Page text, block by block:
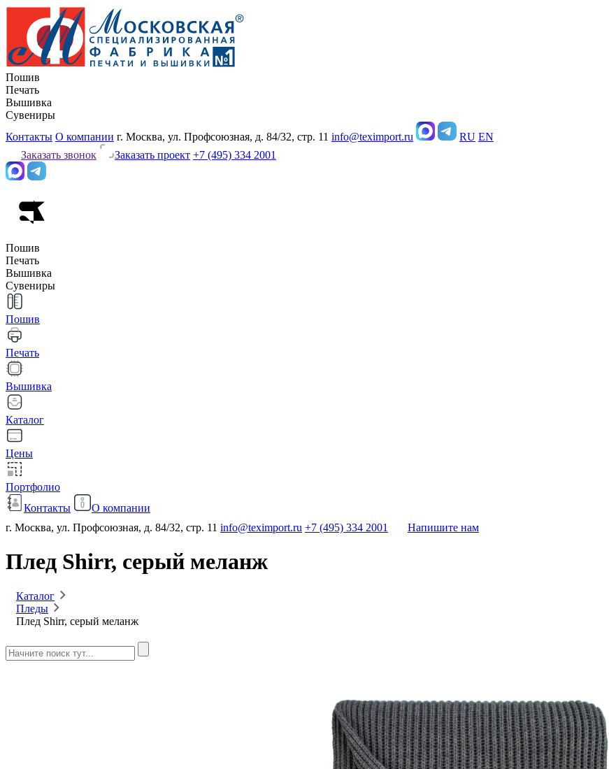
Пошив
Печать
Вышивка
Сувениры
Контакты О компании г. Москва, ул. Профсоюзная, д. 84/32, стр. 11 info@teximport.ru RU EN
Заказать звонок
Заказать проект +7 (495) 334 2001
Пошив
Печать
Вышивка
Сувениры
Пошив
Печать
Вышивка
Каталог
Цены
Портфолио
Контакты
О компании
г. Москва, ул. Профсоюзная, д. 84/32, стр. 11 info@teximport.ru +7 (495) 334 2001 Напишите нам
Плед Shirr, серый меланж
Каталог
Пледы
Плед Shirr, серый меланж